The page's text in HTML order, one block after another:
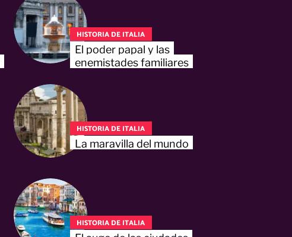
HISTORIA DE ITALIA
El poder papal y las
enemistades familiares
HISTORIA DE ITALIA
La maravilla del mundo
HISTORIA DE ITALIA